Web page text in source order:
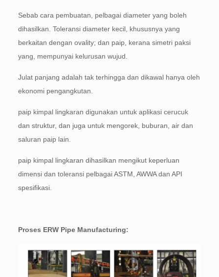
Sebab cara pembuatan, pelbagai diameter yang boleh
dihasilkan. Toleransi diameter kecil, khususnya yang
berkaitan dengan ovality; dan paip, kerana simetri paksi
yang, mempunyai kelurusan wujud.
Julat panjang adalah tak terhingga dan dikawal hanya oleh
ekonomi pengangkutan.
paip kimpal lingkaran digunakan untuk aplikasi cerucuk
dan struktur, dan juga untuk mengorek, buburan, air dan
saluran paip lain.
paip kimpal lingkaran dihasilkan mengikut keperluan
dimensi dan toleransi pelbagai ASTM, AWWA dan API
spesifikasi.
Proses ERW Pipe Manufacturing: